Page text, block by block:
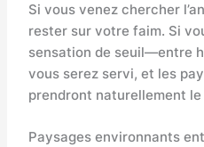
Si vous venez chercher
rester sur votre faim. Si
sensation de seuil—entre
vous serez servi, et les
prendront naturellement le
Paysages environnants